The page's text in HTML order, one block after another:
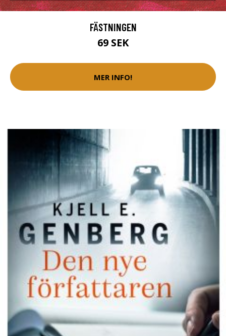
FÄSTNINGEN
69 SEK
MER INFO!